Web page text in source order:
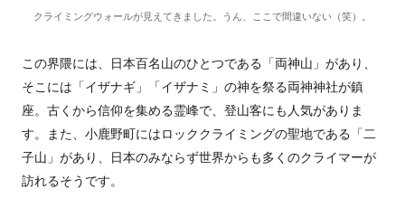
クライミングウォールが見えてきました。うん、ここで間違いない（笑）。
この界隈には、日本百名山のひとつである「両神山」があり、
そこには「イザナギ」「イザナミ」の神を祭る両神神社が鎮
座。古くから信仰を集める霊峰で、登山客にも人気がありま
す。また、小鹿野町にはロッククライミングの聖地である「二
子山」があり、日本のみならず世界からも多くのクライマーが
訪れるそうです。